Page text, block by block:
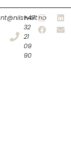
+47
32
21
09
90